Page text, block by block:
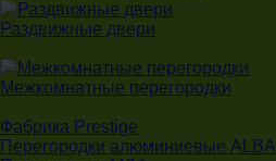
Раздвижные двери
Межкомнатные перегородки
Фабрика Prestige
Перегородки алюминиевые ALBA